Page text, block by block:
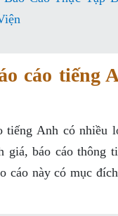
cáo tiếng
tiếng Anh có nhiều
giá, báo cáo thông
cáo này có mục